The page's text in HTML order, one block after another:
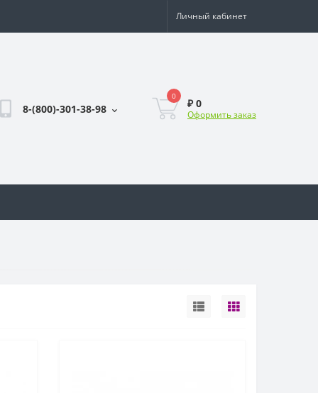
Личный кабинет
8-(800)-301-38-98
0
₽ 0
Оформить заказ